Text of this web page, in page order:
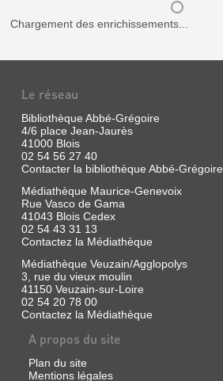
Favière,
|
ill.
en
coul.
BOURGES
PAS
À
PAS
Chargement des enrichissements...
Le réseau
Bibliothèque Abbé-Grégoire
4/6 place Jean-Jaurès
41000 Blois
02 54 56 27 40
Contacter la bibliothèque Abbé-Grégoire
Médiathèque Maurice-Genevoix
Rue Vasco de Gama
41043 Blois Cedex
02 54 43 31 13
Contactez la Médiathèque
Médiathèque Veuzain/Agglopolys
3, rue du vieux moulin
41150 Veuzain-sur-Loire
02 54 20 78 00
Contactez la Médiathèque
A propos du site
Plan du site
Mentions légales